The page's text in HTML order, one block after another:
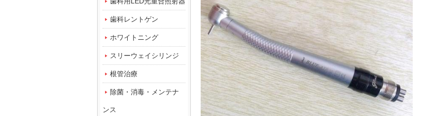
歯科レントゲン
ホワイトニング
スリーウェイシリンジ
根管治療
除菌・消毒・メンテナ
ンス